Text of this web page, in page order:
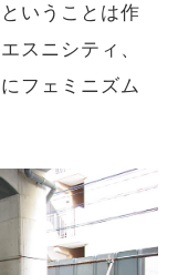
いうことは作
スニシティ、
フェミニズム